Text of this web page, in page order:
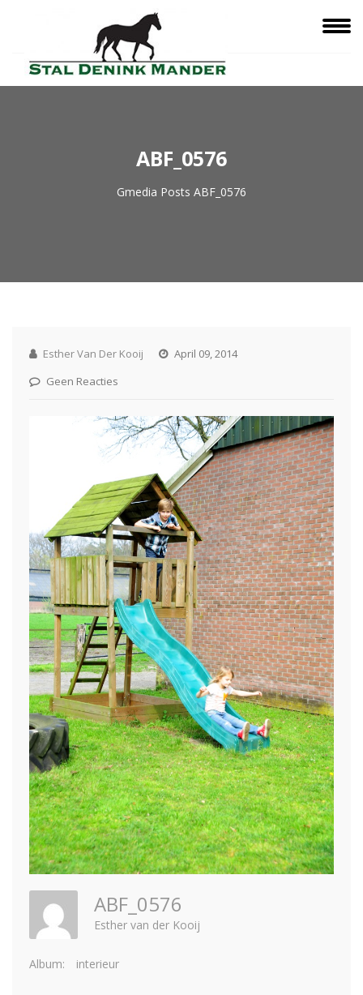
ABF_0576
Gmedia Posts ABF_0576
Esther Van Der Kooij
April 09, 2014
Geen Reacties
ABF_0576
Esther van der Kooij
Album: interieur